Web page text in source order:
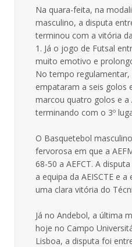
Na quara-feita, na
masculino, a disputa
terminou com a vitória
1. Já o jogo de Futsal
muito emotivo e
No tempo regulamentar,
empataram a seis golos
marcou quatro golos e a
terminando com o 3º
O Basquetebol
fervorosa em que a
68-50 a AEFCT. A
a equipa da AEISCTE e
uma clara vitória do
Já no Andebol, a última
hoje no Campo
Lisboa, a disputa foi